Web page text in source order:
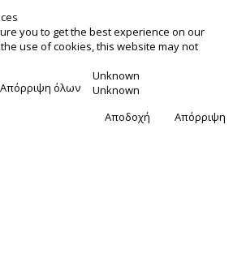
you to get the best experience on our
use of cookies, this website may not
Απόρριψη όλων
Unknown
Unknown
Αποδοχή
Απόρριψη